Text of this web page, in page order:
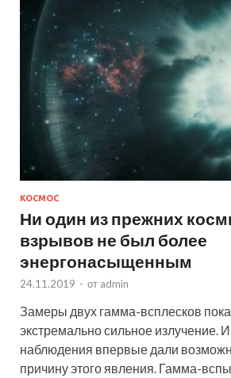
КОСМОС
Ни один из прежних
взрывов не был более
энергонасыщенным
24.11.2019 - от admin
Замеры двух гамма-всплесков
экстремально сильное излучение.
наблюдения впервые дали
причину этого явления. Гамма-